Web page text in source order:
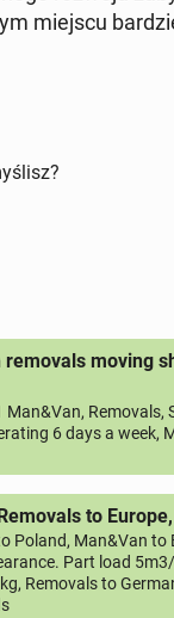
miejscu
removals moving
Man&Van, Removals,
6 days a week,
to
Poland, Man&Van to
Part load
Removals to